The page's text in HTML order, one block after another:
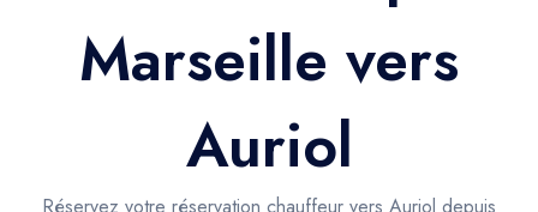
Trajet Gare SNCF
Trajet Port croisière
Trajet Séminaire
Réservation
Actualités & évènements
Contactez-nous
Marseille vers
Auriol